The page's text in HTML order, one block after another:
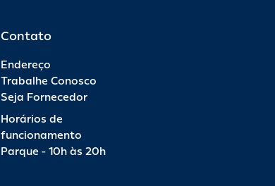
Contato
Endereço
Trabalhe Conosco
Seja Fornecedor
Horários de
funcionamento
Parque - 10h às 20h